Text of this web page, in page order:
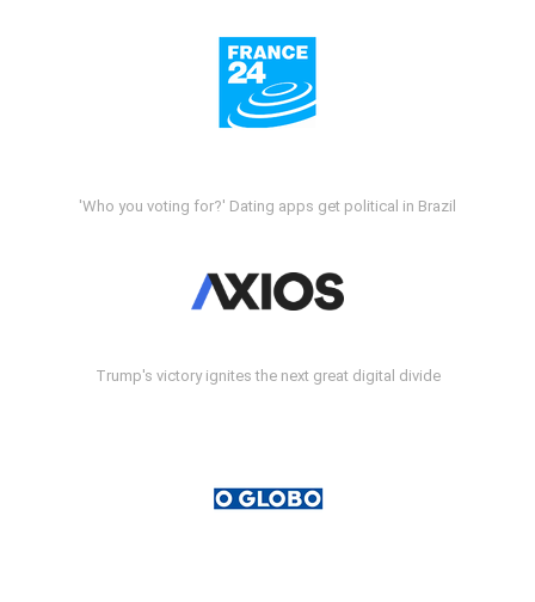
'Who you voting for?' Dating apps get political in Brazil
Trump's victory ignites the next great digital divide